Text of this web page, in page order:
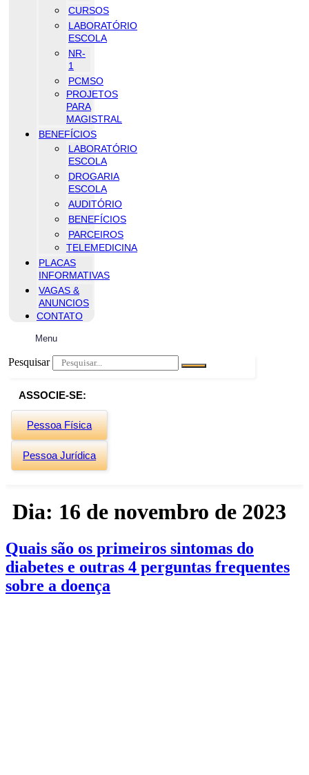
CURSOS
LABORATÓRIO
ESCOLA
NR-
1
PCMSO
PROJETOS
PARA
MAGISTRAL
BENEFÍCIOS
LABORATÓRIO
ESCOLA
DROGARIA
ESCOLA
AUDITÓRIO
BENEFÍCIOS
PARCEIROS
TELEMEDICINA
PLACAS
INFORMATIVAS
VAGAS &
ANUNCIOS
CONTATO
Menu
Pesquisar
ASSOCIE-SE:
Pessoa Física
Pessoa Jurídica
Dia: 16 de novembro de 2023
Quais são os primeiros sintomas do
diabetes e outras 4 perguntas frequentes
sobre a doença